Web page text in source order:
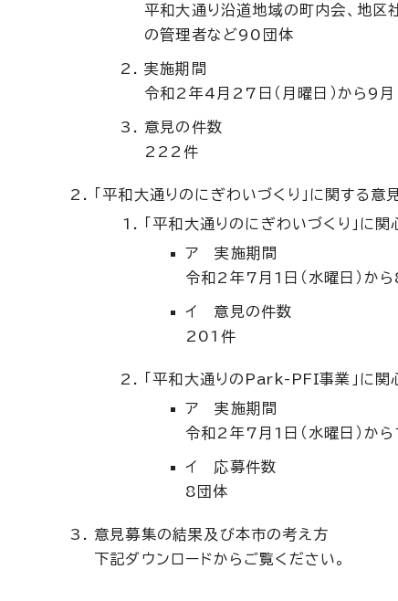
平和大通り沿道地域の町内会、地
の管理者など90団体
実施期間
令和2年4月27日（月曜日）から9月
意見の件数
222件
「平和大通りのにぎわいづくり」に関する意
「平和大通りのにぎわいづくり」に
ア 実施期間
令和2年7月1日（水曜日）か
イ 意見の件数
201件
「平和大通りの Park-PFI事業」に
ア 実施期間
令和2年7月1日（水曜日）か
イ 応募件数
8団体
意見募集の結果及び本市の考え方
下記ダウンロードからご覧ください。